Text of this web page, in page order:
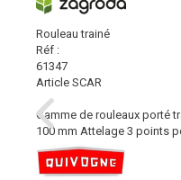
Rouleau trainé
Réf :
61347
Article SCAR
Gamme de rouleaux porté
100 mm Attelage 3 points